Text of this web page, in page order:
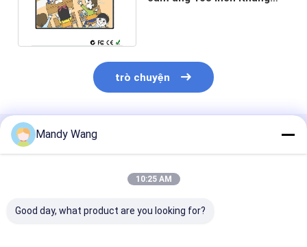
trò chuyện
Sản Phẩm Khuyến Cáo
Mandy Wang
10:25 AM
Good day, what product are you looking for?